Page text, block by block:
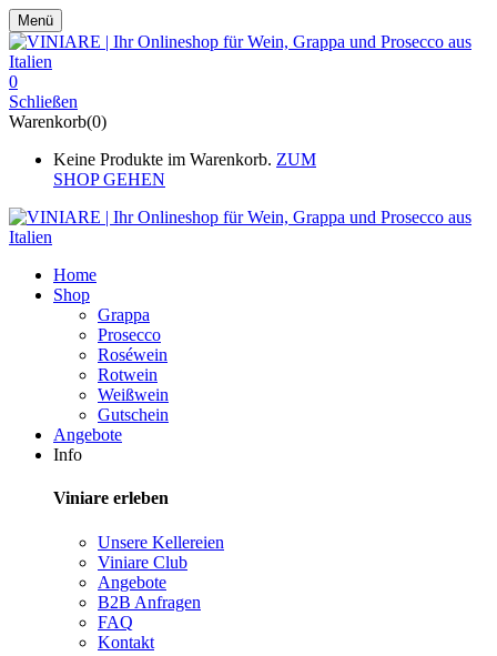
Menü
0
Schließen
Warenkorb(0)
Keine Produkte im Warenkorb. ZUM
SHOP GEHEN
Home
Shop
Grappa
Prosecco
Roséwein
Rotwein
Weißwein
Gutschein
Angebote
Info
Viniare erleben
Unsere Kellereien
Viniare Club
Angebote
B2B Anfragen
FAQ
Kontakt